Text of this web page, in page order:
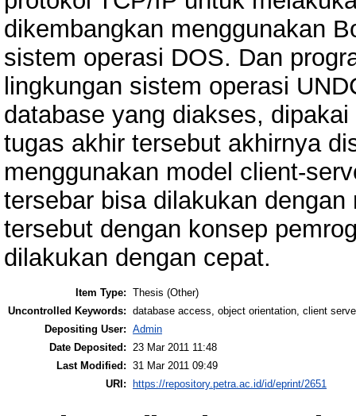
dikembangkan menggunakan
sistem operasi DOS. Dan
lingkungan sistem operasi
database yang diakses,
tugas akhir tersebut akhirnya
menggunakan model client-
tersebar bisa dilakukan
tersebut dengan konsep
dilakukan dengan cepat.
Item Type: Thesis (Other)
Uncontrolled Keywords: database access, object orientation, client
Depositing User: Admin
Date Deposited:
23 Mar 2011 11:48
Last Modified: 31 Mar 2011 09:49
URI: https://repository.petra.ac.id/id/eprint/2651